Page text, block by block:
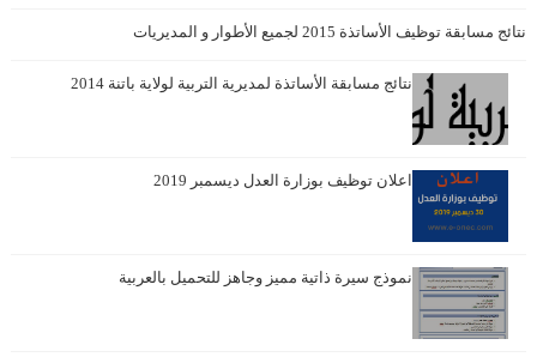
نتائج مسابقة توظيف الأساتذة 2015 لجميع الأطوار و المديريات
نتائج مسابقة الأساتذة لمديرية التربية لولاية باتنة 2014
اعلان توظيف بوزارة العدل ديسمبر 2019
نموذج سيرة ذاتية مميز وجاهز للتحميل بالعربية